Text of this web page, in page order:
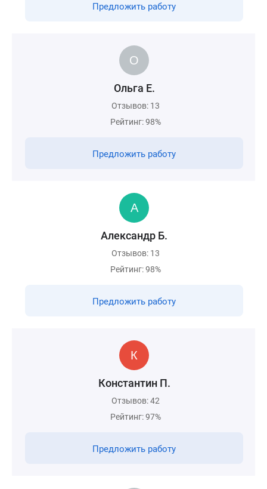
Предложить работу
Ольга Е.
Отзывов: 13
Рейтинг: 98%
Предложить работу
Александр Б.
Отзывов: 13
Рейтинг: 98%
Предложить работу
Константин П.
Отзывов: 42
Рейтинг: 97%
Предложить работу